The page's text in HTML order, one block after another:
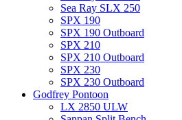
Sea Ray SLX 250
SPX 190
SPX 190 Outboard
SPX 210
SPX 210 Outboard
SPX 230
SPX 230 Outboard
Godfrey Pontoon
LX 2850 ULW